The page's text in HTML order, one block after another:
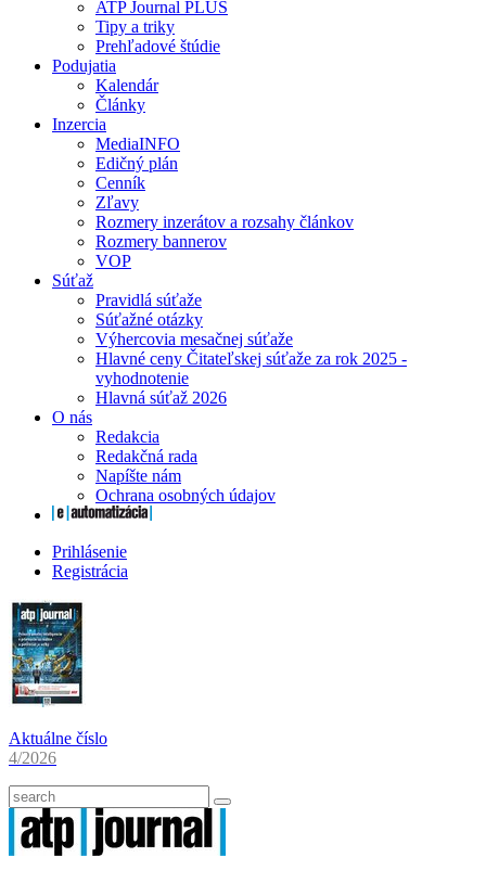
ATP Journal PLUS
Tipy a triky
Prehľadové štúdie
Podujatia
Kalendár
Články
Inzercia
MediaINFO
Edičný plán
Cenník
Zľavy
Rozmery inzerátov a rozsahy článkov
Rozmery bannerov
VOP
Súťaž
Pravidlá súťaže
Súťažné otázky
Výhercovia mesačnej súťaže
Hlavné ceny Čitateľskej súťaže za rok 2025 -
vyhodnotenie
Hlavná súťaž 2026
O nás
Redakcia
Redakčná rada
Napíšte nám
Ochrana osobných údajov
Prihlásenie
Registrácia
Aktuálne číslo
4/2026